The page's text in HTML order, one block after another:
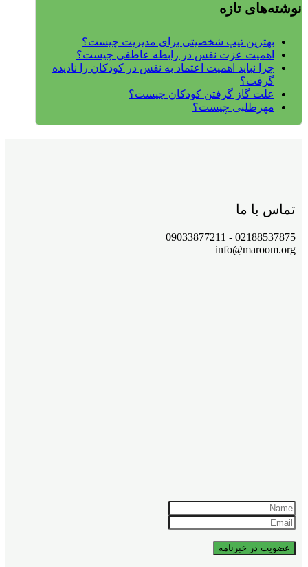
نوشته‌های تازه
بهترین تیپ شخصیتی برای مدیریت چیست؟
اهمیت عزت نفس در رابطه عاطفی چیست؟
چرا نباید اهمیت اعتماد به نفس در کودکان را نادیده
گرفت؟
علت گاز گرفتن کودکان چیست؟
مهرطلبی چیست؟
تماس با ما
02188537875 - 09033877211
info@maroom.org